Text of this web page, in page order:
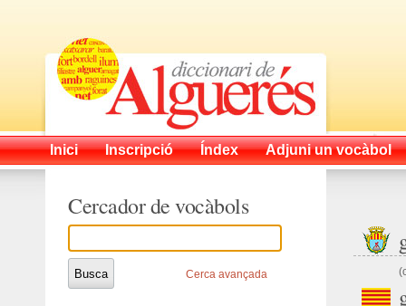
Inici Inscripció Índex Adjuni un vocàbol
Cercador de vocàbols
Cerca avançada